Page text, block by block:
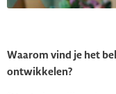
Waarom vind je het
ontwikkelen?